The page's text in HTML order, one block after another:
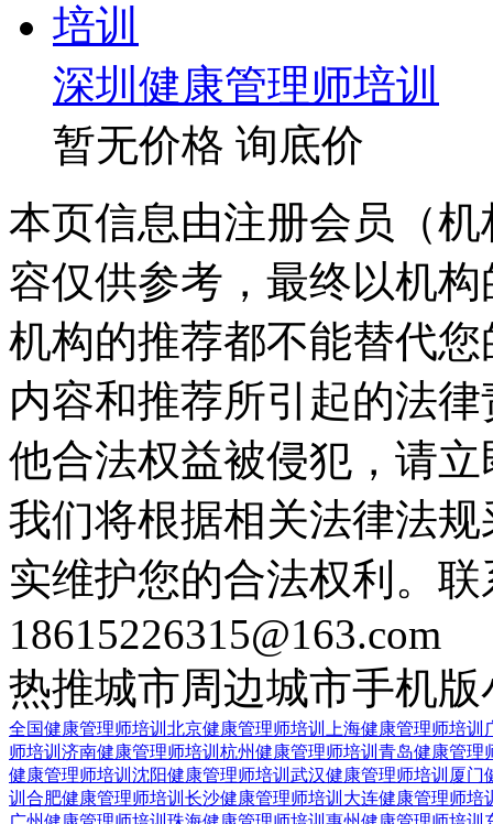
深圳健康管理师培训
暂无价格 询底价
本页信息由注册会员（
容仅供参考，最终以机
机构的推荐都不能替代
内容和推荐所引起的法
他合法权益被侵犯，请
我们将根据相关法律法
实维护您的合法权利。
18615226315@163.com
热推城市周边城市手机版
全国健康管理师培训 北京健康管理师培训 上海健康管理师培训
师培训 济南健康管理师培训 杭州健康管理师培训 青岛健康管理
健康管理师培训 沈阳健康管理师培训 武汉健康管理师培训 厦门
训 合肥健康管理师培训 长沙健康管理师培训 大连健康管理师培